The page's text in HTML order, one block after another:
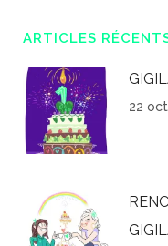
ARTICLES
22